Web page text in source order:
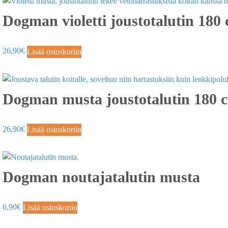
Dogman violetti joustotalutin 180
26,90€ Lisää ostoskoriin
Dogman musta joustotalutin 180
26,90€ Lisää ostoskoriin
Dogman noutajatalutin musta
6,90€ Lisää ostoskoriin